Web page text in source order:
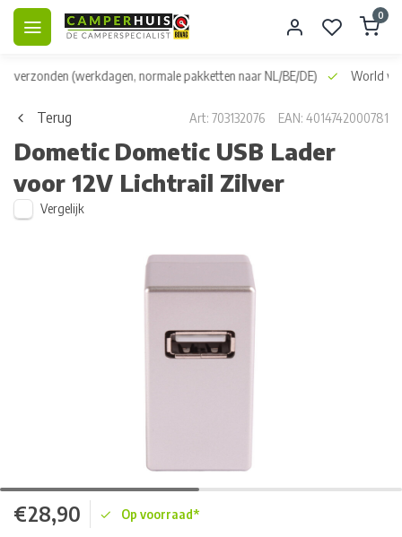
0
verzonden (werkdagen, normale pakketten naar NL/BE/DE) World
Terug Art: 703132076 EAN: 4014742000781
Dometic Dometic USB Lader
voor 12V Lichtrail Zilver
Vergelijk
€28,90 Op voorraad*